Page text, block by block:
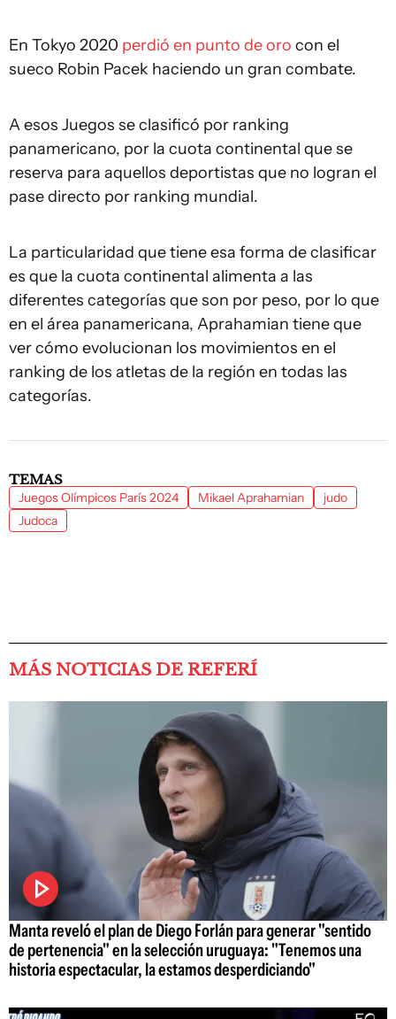
En Tokyo 2020 perdió en punto de oro con el
sueco Robin Pacek haciendo un gran combate.
A esos Juegos se clasificó por ranking
panamericano, por la cuota continental que se
reserva para aquellos deportistas que no logran el
pase directo por ranking mundial.
La particularidad que tiene esa forma de clasificar
es que la cuota continental alimenta a las
diferentes categorías que son por peso, por lo que
en el área panamericana, Aprahamian tiene que
ver cómo evolucionan los movimientos en el
ranking de los atletas de la región en todas las
categorías.
TEMAS
Juegos Olímpicos París 2024 Mikael Aprahamian
judo
Judoca
MÁS NOTICIAS DE REFERÍ
Manta reveló el plan de Diego Forlán para generar "sentido
de pertenencia" en la selección uruguaya: "Tenemos una
historia espectacular, la estamos desperdiciando"